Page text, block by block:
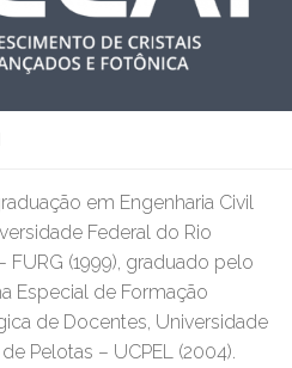
em Engenharia Civil
Federal do Rio
FURG (1999), graduado pelo
Especial de Formação
de Docentes, Universidade
Pelotas – UCPEL (2004).